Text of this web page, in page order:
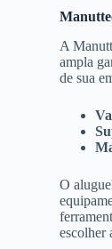
A
ampla
de sua
O
escolher